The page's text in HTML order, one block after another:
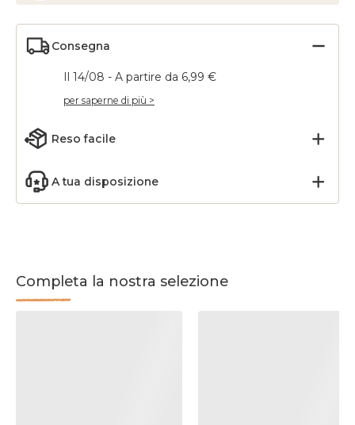
Consegna
Il 14/08 - A partire da 6,99 €
per saperne di più >
Reso facile
A tua disposizione
Completa la nostra selezione